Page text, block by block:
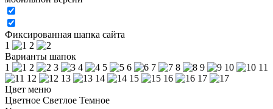
Фиксированная шапка сайта
1
2
Варианты шапок
1
2 3 4 5 6 7 8 9 10
11
12
13 14 15 16
17
Цвет меню
Цветное Светлое Темное